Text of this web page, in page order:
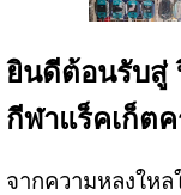
ยินดีต้อนรับสู่
กีฬาแร็คเก็ต
จากความหลงให